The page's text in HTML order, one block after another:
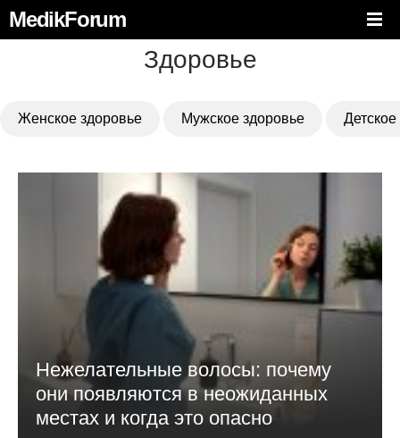
MedikForum
Здоровье
Женское здоровье Мужское здоровье
Нежелательные волосы: почему
они появляются в неожиданных
местах и когда это опасно